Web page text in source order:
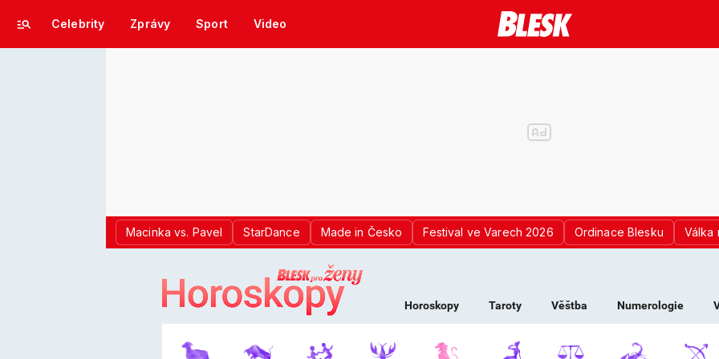
Celebrity Zprávy Sport Video
Macinka vs. Pavel StarDance Made in Česko Festival ve Varech 2026 Ordinace Blesku Válka
LOGO BLESK PRO ŽENY -
Horoskopy Taroty Věštba Numerologie